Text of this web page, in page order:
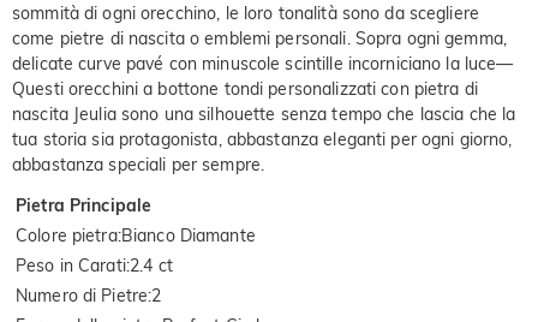
sommità di ogni orecchino, le loro tonalità sono da scegliere
come pietre di nascita o emblemi personali. Sopra ogni gemma,
delicate curve pavé con minuscole scintille incorniciano la luce—
Questi orecchini a bottone tondi personalizzati con pietra di
nascita Jeulia sono una silhouette senza tempo che lascia che la
tua storia sia protagonista, abbastanza eleganti per ogni giorno,
abbastanza speciali per sempre.
Pietra Principale
Colore pietra:Bianco Diamante
Peso in Carati:2.4 ct
Numero di Pietre:2